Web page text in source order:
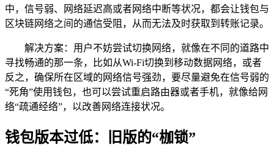
中，信号弱、网络延迟高或者网络中断等状况，都会让钱包与
区块链网络之间的通信受阻，从而无法及时获取到转账记录。
解决方案：用户不妨尝试切换网络，就像在不同的道路中
寻找畅通的那一条，比如从Wi-Fi切换到移动数据网络，或者
反之，确保所在区域的网络信号强劲，要尽量避免在信号弱的
“死角”使用钱包，也可以尝试重启路由器或者手机，就像给网
络“疏通经络”，以改善网络连接状况。
钱包版本过低：旧版的“枷锁”